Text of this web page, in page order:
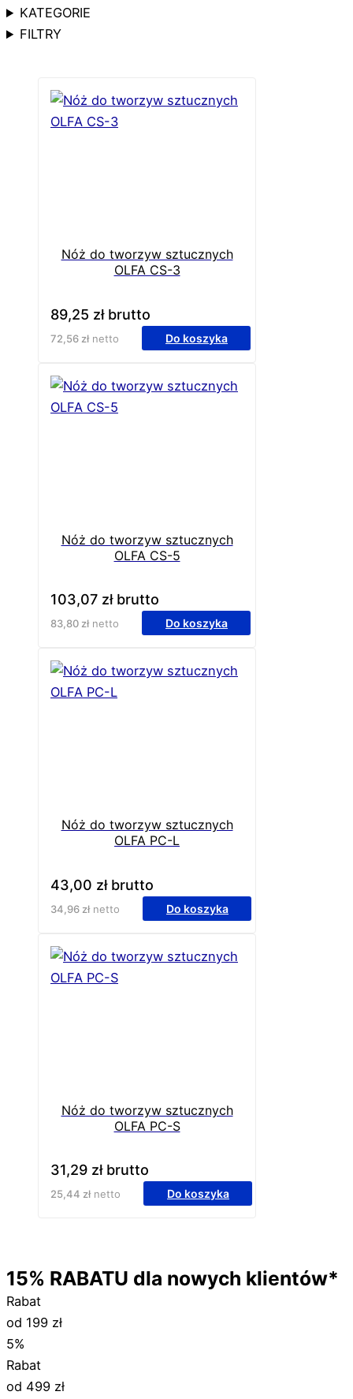
KATEGORIE
FILTRY
Nóż do tworzyw sztucznych
OLFA CS-3
89,25 złbrutto
72,56 złnetto Do koszyka
Nóż do tworzyw sztucznych
OLFA CS-5
103,07 złbrutto
83,80 złnetto Do koszyka
Nóż do tworzyw sztucznych
OLFA PC-L
43,00 złbrutto
34,96 złnetto Do koszyka
Nóż do tworzyw sztucznych
OLFA PC-S
31,29 złbrutto
25,44 złnetto Do koszyka
15% RABATU dla nowych klientów*
Rabat
od 199 zł
5%
Rabat
od 499 zł